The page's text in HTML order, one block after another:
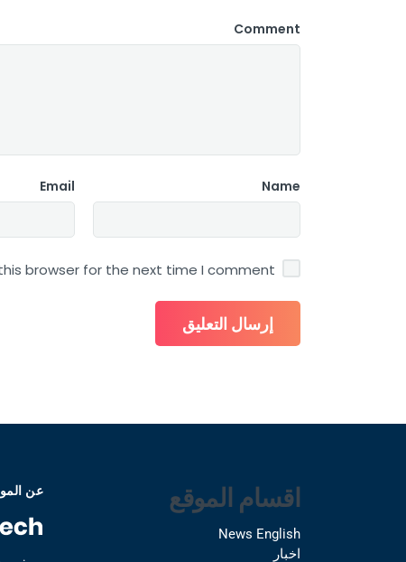
Comment
Name
Email
browser for the next time I comment.
اقسام الموقع
News English
اخبار
عن